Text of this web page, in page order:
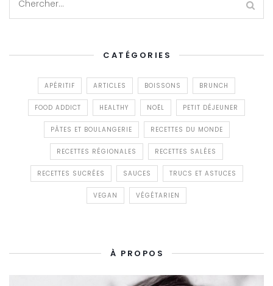
CATÉGORIES
APÉRITIF ARTICLES BOISSONS BRUNCH
FOOD ADDICT HEALTHY NOËL PETIT DÉJEUNER
PÂTES ET BOULANGERIE RECETTES DU MONDE
RECETTES RÉGIONALES RECETTES SALÉES
RECETTES SUCRÉES SAUCES TRUCS ET ASTUCES
VEGAN VÉGÉTARIEN
À PROPOS